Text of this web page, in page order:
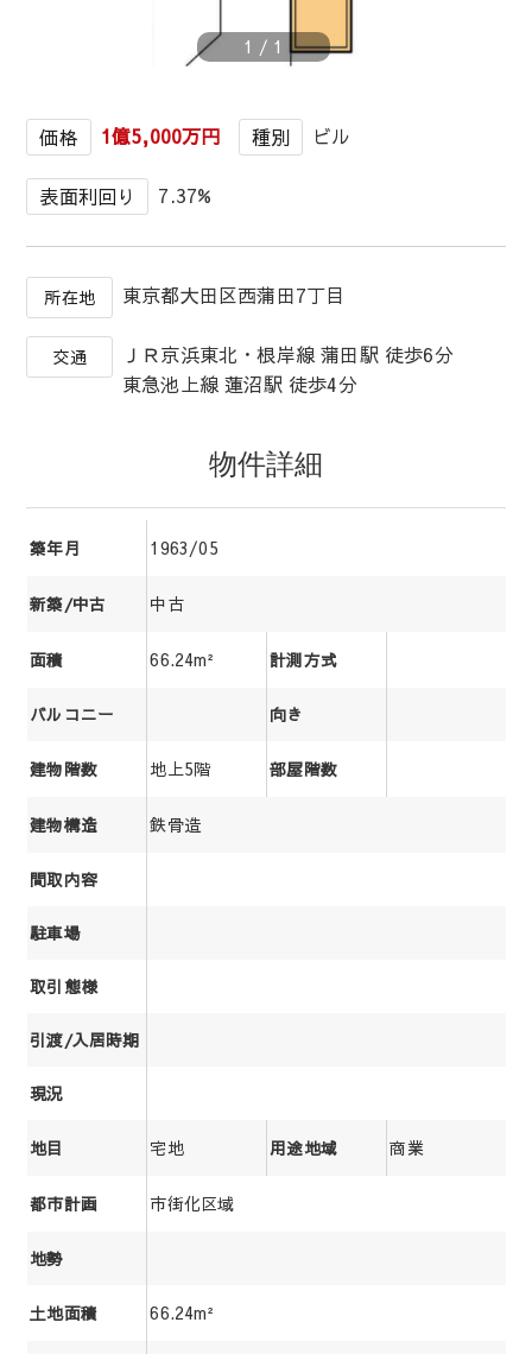
1 / 1
価格 1億5,000万円 種別 ビル
表面利回り 7.37%
所在地 東京都大田区西蒲田7丁目
交通
ＪＲ京浜東北・根岸線 蒲田駅 徒歩6分
東急池上線 蓮沼駅 徒歩4分
物件詳細
築年月 1963/05
新築/中古 中古
面積 66.24m² 計測方式
バルコニー 向き
建物階数 地上5階 部屋階数
建物構造 鉄骨造
間取内容
駐車場
取引態様
引渡/入居時期
現況
地目 宅地 用途地域 商業
都市計画 市街化区域
地勢
土地面積 66.24m²